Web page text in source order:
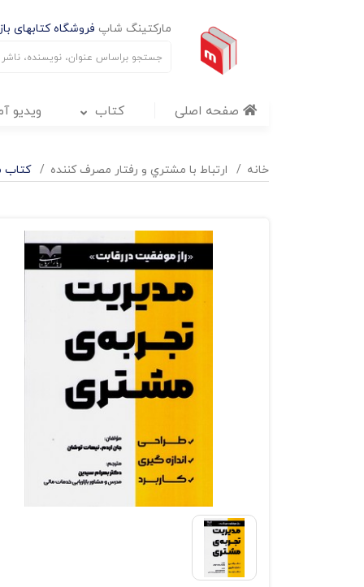
مارکتینگ شاپ فروشگاه کتابهای
صفحه اصلی کتاب ویدیو
خانه ارتباط با مشتري و رفتار مصرف کننده کتاب